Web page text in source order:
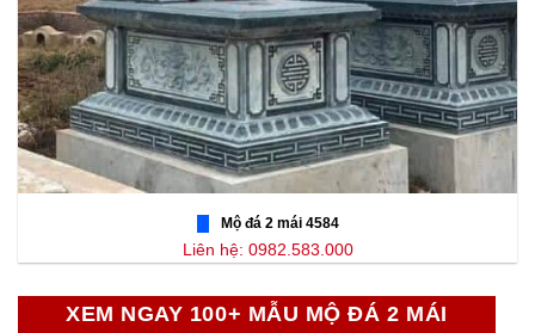
Mộ đá 2 mái 4584
Liên hệ: 0982.583.000
XEM NGAY 100+ MẪU MỘ ĐÁ 2 MÁI